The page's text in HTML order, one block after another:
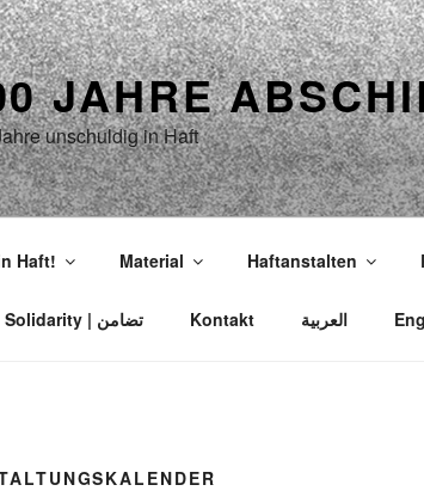
JAHRE
unschuldig in Haft
Haft! Material Haftanstalten
Solidarität | Solidarité | Solidarity | تضامن Kontakt العربية